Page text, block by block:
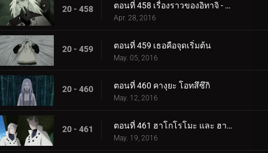
20 - 458 ตอนที่ 458 เรื่องราวของอิทาจิ - แสงสว่างและความมืด: ความจริง
Apr. 28, 2016
20 - 459 ตอนที่ 459 เธอคือจุดเริ่มต้น
May. 05, 2016
20 - 460 ตอนที่ 460 คางุยะ โอทสึซึกิ
May. 12, 2016
20 - 461 ตอนที่ 461 ฮาโกโรโมะ และ ฮามูระ
May. 19, 2016